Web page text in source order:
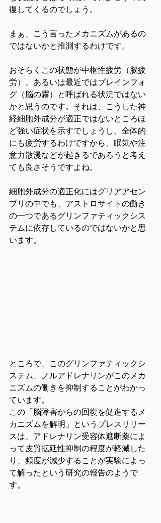
復してくるのでしょう。
まぁ、こう言ったメカニズムがあるの
ではないかと推測するわけです。
おそらくこの状態が中枢性疲労（脳疲
労）、あるいは最近ではブレインフォ
グ（脳の霧）と呼ばれる状況ではない
かと思うのです。それは、こうした神
経細胞外成分が適正ではないところほ
ど強い症状を示すでしょうし、全体的
にも疲労するわけですから、眠気や注
意力散漫などが起きるであろうと考え
ても良さそうですよね。
細胞外成分の適正化にはグリアアセン
ブリの中でも、アストロサイトの働き
の一つであるグリンファティックシス
テムに依存しているのではないかと思
います。
ところで、このグリンファティックシ
ステム、ノルアドレナリンがこのメカ
ニズムの働きを抑制することがわかっ
ています。
この「脳障害からの回復を促進するメ
カニズムを解明」というプレスリリー
スは、アドレナリン受容体遮断薬によ
って皮質拡延性抑制の程度が軽減した
り、頻度が減少することが実験によっ
て解ったという研究の報告のようで
す。